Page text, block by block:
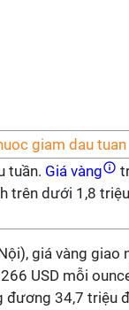
tuần. Giá vàng
trên dưới 1,8
giá vàng giao
USD mỗi
đương 34,7 triệu